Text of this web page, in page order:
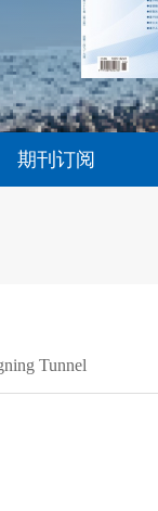
期刊订阅
Tunnel